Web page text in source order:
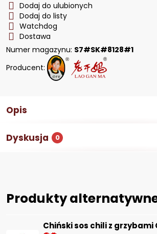
Dodaj do ulubionych
Dodaj do listy
Watchdog
Dostawa
Numer magazynu: S7#SK#8128#1
Producent:
Opis
Dyskusja 0
Produkty
Chiński sos chili z grzybami